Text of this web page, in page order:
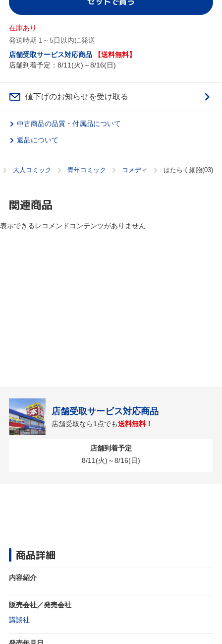
在庫あり
発送時期 1～5日以内に発送
店舗受取サービス対応商品
【送料無料】
店舗到着予定：8/11(火)～8/16(日)
値下げのお知らせを受け取る
中古商品の品質・付属品について
返品について
大人コミック 青年コミック コメディ はたらく細胞(03)
関連商品
表示できるレコメンドコンテンツがありません
店舗受取サービス対応商品
店舗受取なら1点でも送料無料！
店舗到着予定
8/11(火)～8/16(日)
商品詳細
内容紹介
販売会社／発売会社
講談社